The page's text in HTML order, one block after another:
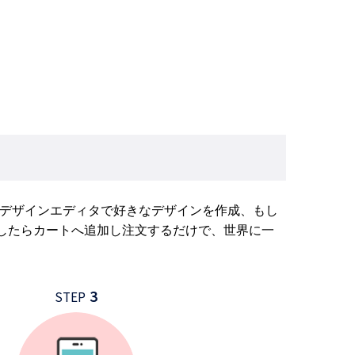
ザインエディタで好きなデザインを作成、もし
らカートへ追加し注文するだけで、世界に一
STEP 3